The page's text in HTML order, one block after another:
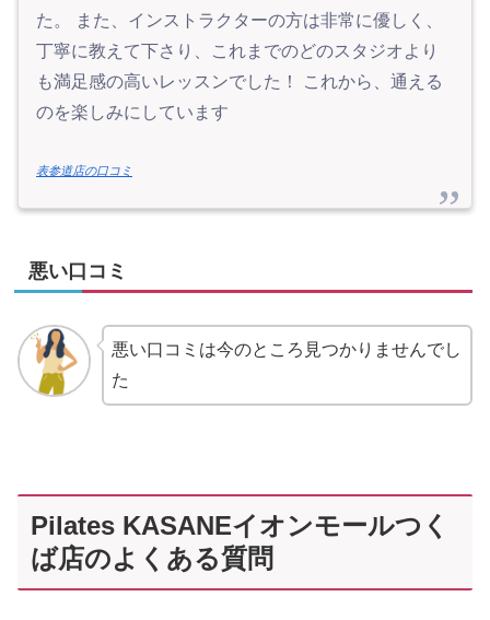
た。 また、インストラクターの方は非常に優しく、
丁寧に教えて下さり、これまでのどのスタジオより
も満足感の高いレッスンでした！ これから、通える
のを楽しみにしています
表参道店の口コミ
悪い口コミ
悪い口コミは今のところ見つかりませんでし
た
Pilates KASANEイオンモールつく
ば店のよくある質問